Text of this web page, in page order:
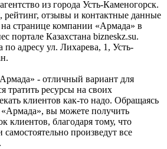
из города Усть-Каменогорск.
отзывы и контактные данные
странице компании «Армада» в
портале Казахстана bizneskz.su.
адресу ул. Лихарева, 1, Усть-
- отличный вариант для
тратить ресурсы на своих
клиентов как-то надо. Обращаясь
«Армада», вы можете получить
клиентов, благодаря тому, что
произведут все